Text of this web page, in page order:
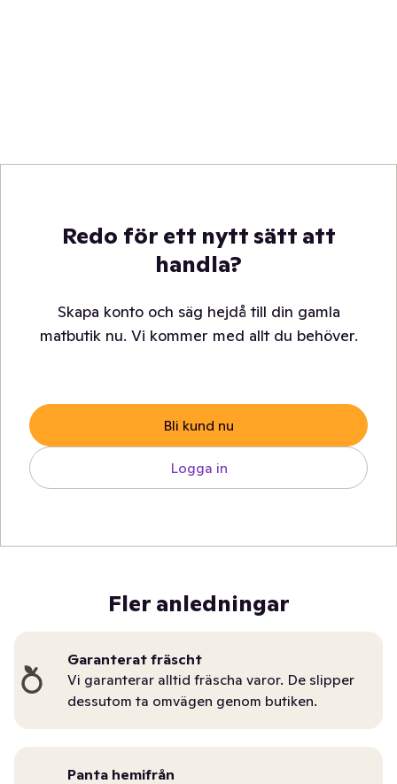
Redo för ett nytt sätt att
handla?
Skapa konto och säg hejdå till din gamla
matbutik nu. Vi kommer med allt du behöver.
Bli kund nu
Logga in
Fler anledningar
Garanterat fräscht
Vi garanterar alltid fräscha varor. De slipper
dessutom ta omvägen genom butiken.
Panta hemifrån